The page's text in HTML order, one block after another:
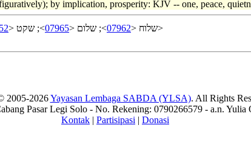
by implication, prosperity: KJV -- one, peace,
שלוח <07962>; שלום <07965>; שקט < >
2005-2026Yayasan Lembaga SABDA (YLSA). All Rights
Pasar Legi Solo - No. Rekening: 0790266579 - a.n. Yulia
Kontak | Partisipasi | Donasi